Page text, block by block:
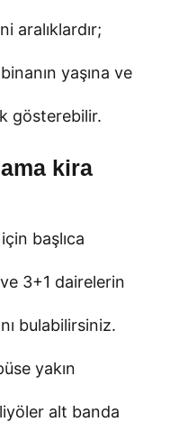
aralıklardır;
yaşına ve
gösterebilir.
kira
başlıca
3+1 dairelerin
bulabilirsiniz.
yakın
alt banda